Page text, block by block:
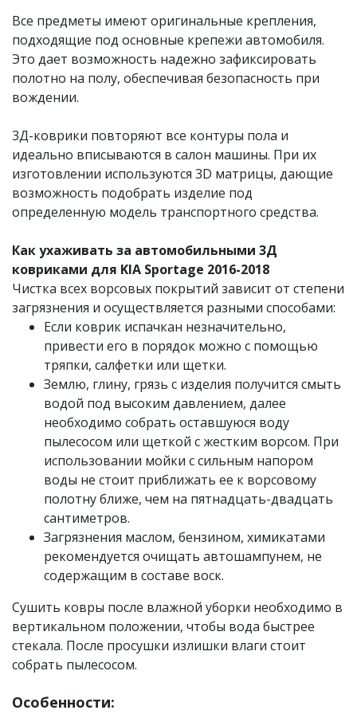
Все предметы имеют оригинальные крепления,
подходящие под основные крепежи автомобиля.
Это дает возможность надежно зафиксировать
полотно на полу, обеспечивая безопасность при
вождении.
3Д-коврики повторяют все контуры пола и
идеально вписываются в салон машины. При их
изготовлении используются 3D матрицы, дающие
возможность подобрать изделие под
определенную модель транспортного средства.
Как ухаживать за автомобильными 3Д
ковриками для KIA Sportage 2016-2018
Чистка всех ворсовых покрытий зависит от степени
загрязнения и осуществляется разными способами:
Если коврик испачкан незначительно,
привести его в порядок можно с помощью
тряпки, салфетки или щетки.
Землю, глину, грязь с изделия получится смыть
водой под высоким давлением, далее
необходимо собрать оставшуюся воду
пылесосом или щеткой с жестким ворсом. При
использовании мойки с сильным напором
воды не стоит приближать ее к ворсовому
полотну ближе, чем на пятнадцать-двадцать
сантиметров.
Загрязнения маслом, бензином, химикатами
рекомендуется очищать автошампунем, не
содержащим в составе воск.
Сушить ковры после влажной уборки необходимо в
вертикальном положении, чтобы вода быстрее
стекала. После просушки излишки влаги стоит
собрать пылесосом.
Особенности: